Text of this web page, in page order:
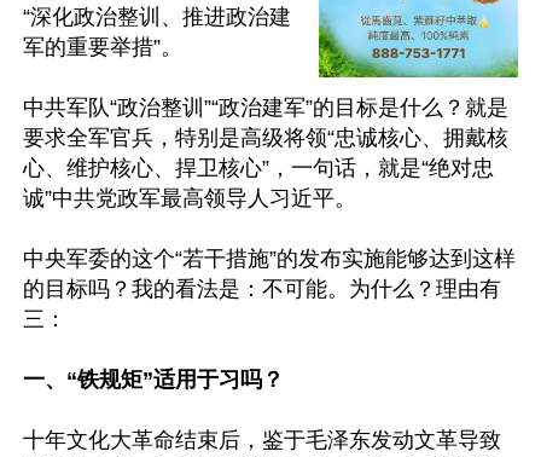
“深化政治整训、推进政治建
军的重要举措”。
中共军队“政治整训”“政治建军”的目标是什么？就是
要求全军官兵，特别是高级将领“忠诚核心、拥戴核
心、维护核心、捍卫核心”，一句话，就是“绝对忠
诚”中共党政军最高领导人习近平。
中央军委的这个“若干措施”的发布实施能够达到这样
的目标吗？我的看法是：不可能。为什么？理由有
三：
一、“铁规矩”适用于习吗？
十年文化大革命结束后，鉴于毛泽东发动文革导致